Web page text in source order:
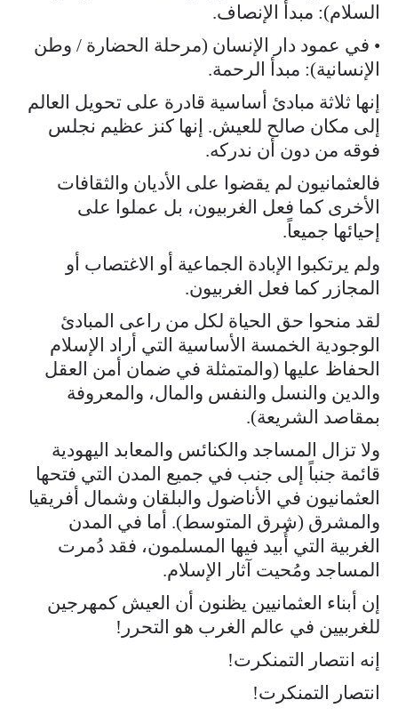
السلام): مبدأ الإنصاف.
• في عمود دار الإنسان (مرحلة الحضارة / وطن
الإنسانية): مبدأ الرحمة.
إنها ثلاثة مبادئ أساسية قادرة على تحويل العالم
إلى مكان صالح للعيش. إنها كنز عظيم نجلس
فوقه من دون أن ندركه.
فالعثمانيون لم يقضوا على الأديان والثقافات
الأخرى كما فعل الغربيون، بل عملوا على
إحيائها جميعاً.
ولم يرتكبوا الإبادة الجماعية أو الاغتصاب أو
المجازر كما فعل الغربيون.
لقد منحوا حق الحياة لكل من راعى المبادئ
الوجودية الخمسة الأساسية التي أراد الإسلام
الحفاظ عليها (والمتمثلة في ضمان أمن العقل
والدين والنسل والنفس والمال، والمعروفة
بمقاصد الشريعة).
ولا تزال المساجد والكنائس والمعابد اليهودية
قائمة جنباً إلى جنب في جميع المدن التي فتحها
العثمانيون في الأناضول والبلقان وشمال أفريقيا
والمشرق (شرق المتوسط). أما في المدن
الغربية التي أُبيد فيها المسلمون، فقد دُمرت
المساجد ومُحيت آثار الإسلام.
إن أبناء العثمانيين يظنون أن العيش كمهرجين
للغربيين في عالم الغرب هو التحرر!
إنه انتصار التمنكرت!
انتصار التمنكرت!